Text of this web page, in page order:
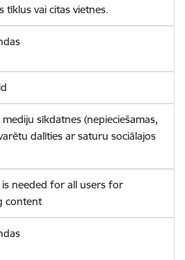
tīklus vai citas vietnes.
mediju sīkdatnes (nepieciešamas,
dalīties ar saturu sociālajos
is needed for all users for
content